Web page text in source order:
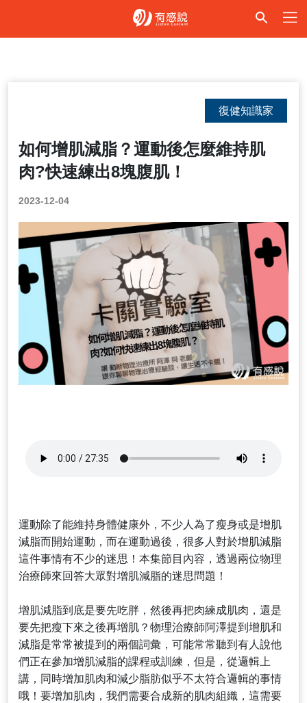
如何增肌減脂？運動後怎麼維持肌
肉?快速練出8塊腹肌！
復健知識家
2023-12-04
運動除了能維持身體健康外，不少人為了瘦身或是增肌
減脂而開始運動，而在運動過後，很多人對於增肌減脂
這件事情有不少的迷思！本集節目內容，透過兩位物理
治療師來回答大眾對增肌減脂的迷思問題！
增肌減脂到底是要先吃胖，然後再把肉練成肌肉，還是
要先把瘦下來之後再增肌？物理治療師阿澤提到增肌和
減脂是常常被提到的兩個詞彙，可能常常聽到有人說他
們正在參加增肌減脂的課程或訓練，但是，從邏輯上
講，同時增加肌肉和減少脂肪似乎不太符合邏輯的事情
哦！要增加肌肉，我們需要合成新的肌肉組織，這需要